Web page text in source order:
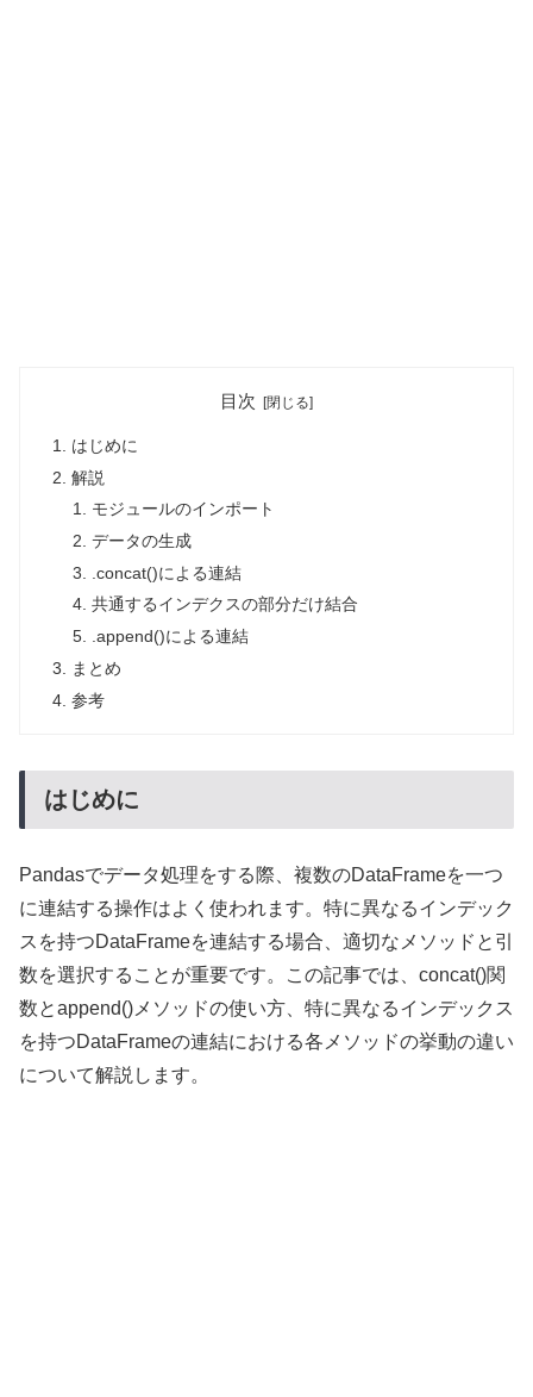
目次
はじめに
解説
モジュールのインポート
データの生成
.concat()による連結
共通するインデクスの部分だけ結合
.append()による連結
まとめ
参考
はじめに
Pandasでデータ処理をする際、複数のDataFrameを一つ
に連結する操作はよく使われます。特に異なるインデック
スを持つDataFrameを連結する場合、適切なメソッドと引
数を選択することが重要です。この記事では、concat()関
数とappend()メソッドの使い方、特に異なるインデックス
を持つDataFrameの連結における各メソッドの挙動の違い
について解説します。